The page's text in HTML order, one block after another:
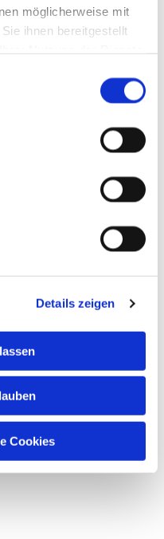
möglicherweise mit
ihnen bereitgestellt
Details zeigen
Cookies